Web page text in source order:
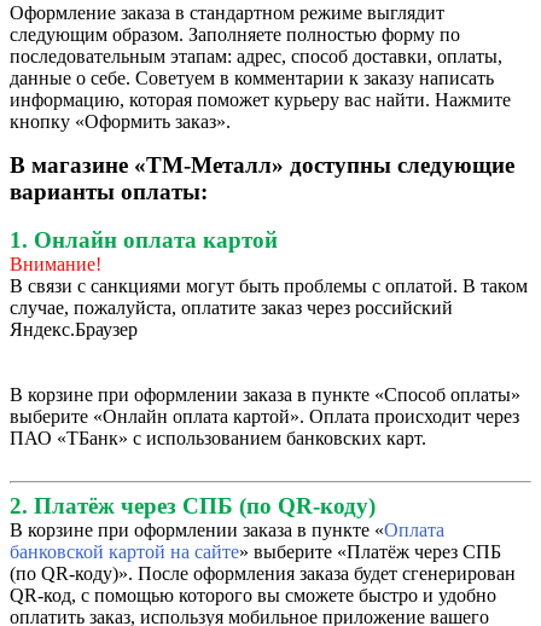
Оформление заказа в стандартном режиме выглядит
следующим образом. Заполняете полностью форму по
последовательным этапам: адрес, способ доставки, оплаты,
данные о себе. Советуем в комментарии к заказу написать
информацию, которая поможет курьеру вас найти. Нажмите
кнопку «Оформить заказ».
В магазине «ТМ-Металл» доступны следующие
варианты оплаты:
1. Онлайн оплата картой
Внимание!
В связи с санкциями могут быть проблемы с оплатой. В таком
случае, пожалуйста, оплатите заказ через российский
Яндекс.Браузер
В корзине при оформлении заказа в пункте «Способ оплаты»
выберите «Онлайн оплата картой». Оплата происходит через
ПАО «ТБанк» с использованием банковских карт.
2. Платёж через СПБ (по QR-коду)
В корзине при оформлении заказа в пункте «Оплата
банковской картой на сайте» выберите «Платёж через СПБ
(по QR-коду)». После оформления заказа будет сгенерирован
QR-код, с помощью которого вы сможете быстро и удобно
оплатить заказ, используя мобильное приложение вашего